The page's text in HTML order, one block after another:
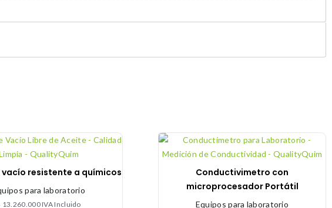
vacío resistente a químicos
para laboratorio
13.260.000IVA Incluido
Conductivimetro con
microprocesador Portátil
Equipos para laboratorio